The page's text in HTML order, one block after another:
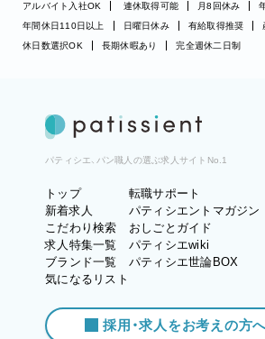
アルバイト入社OK
連休取得可能 月8回休み
年間休日110日以上
日曜日休み 有給取得推奨
休日数選択OK
長期休暇あり 完全週休二日制
パティシエ、パン職人の選ぶ求人サイトNo.1
トップ
新着求人
こだわり検索
求人特集一覧
ブランド一覧
気になるリスト
転職サポート
パティシエントマガジン
おしごとガイド
パティシエwiki
パティシエ世論BOX
採用・求人をお考えの方